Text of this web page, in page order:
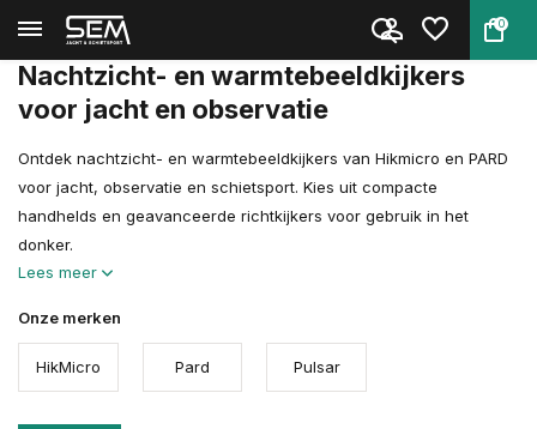
0
Terug Home Nachtzicht- en warmtebeeldkijk...
Nachtzicht- en warmtebeeldkijkers
voor jacht en observatie
Ontdek nachtzicht- en warmtebeeldkijkers van Hikmicro en PARD
voor jacht, observatie en schietsport. Kies uit compacte
handhelds en geavanceerde richtkijkers voor gebruik in het
donker.
Lees meer
Onze merken
HikMicro Pard Pulsar